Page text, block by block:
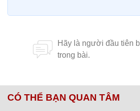
CÓ THỂ BẠN QUAN TÂM